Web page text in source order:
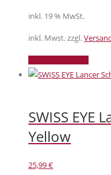
inkl. 19 % MwSt.
inkl. Mwst. zzgl.
SWISS EYE
Yellow
25,99€